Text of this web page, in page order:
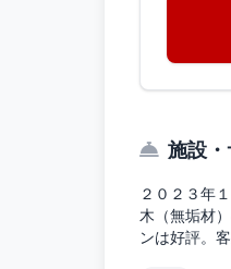
施設
２０２３年
木（無垢材
ンは好評。